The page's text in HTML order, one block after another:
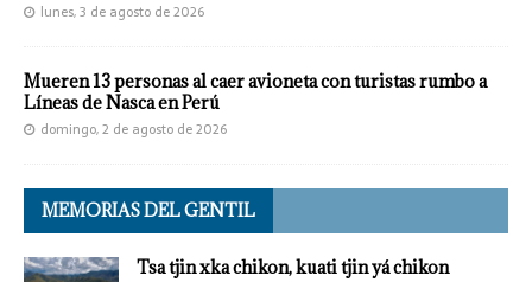
lunes, 3 de agosto de 2026
Mueren 13 personas al caer avioneta con turistas rumbo a
Líneas de Nasca en Perú
domingo, 2 de agosto de 2026
MEMORIAS DEL GENTIL
Tsa tjin xka chikon, kuati tjin yá chikon